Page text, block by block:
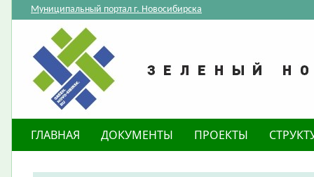
Муниципальный портал г. Новосибирска
ГЛАВНАЯ ДОКУМЕНТЫ ПРОЕКТЫ